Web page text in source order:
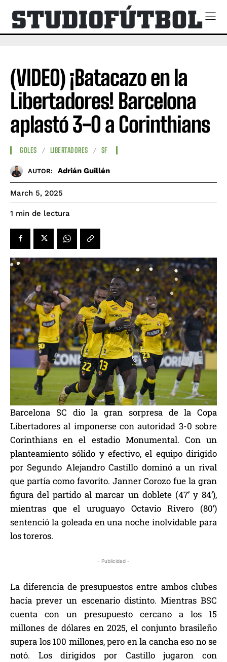
(VIDEO) ¡Batacazo en la
Libertadores! Barcelona
aplastó 3-0 a Corinthians
GOLES LIBERTADORES SF
AUTOR: Adrián Guillén
March 5, 2025
1 min de lectura
Barcelona SC dio la gran sorpresa de la Copa
Libertadores al imponerse con autoridad 3-0 sobre
Corinthians en el estadio Monumental. Con un
planteamiento sólido y efectivo, el equipo dirigido
por Segundo Alejandro Castillo dominó a un rival
que partía como favorito. Janner Corozo fue la gran
figura del partido al marcar un doblete (47’ y 84’),
mientras que el uruguayo Octavio Rivero (80’)
sentenció la goleada en una noche inolvidable para
los toreros.
- Publicidad -
La diferencia de presupuestos entre ambos clubes
hacía prever un escenario distinto. Mientras BSC
cuenta con un presupuesto cercano a los 15
millones de dólares en 2025, el conjunto brasileño
supera los 100 millones, pero en la cancha eso no se
notó. Los dirigidos por Castillo jugaron con